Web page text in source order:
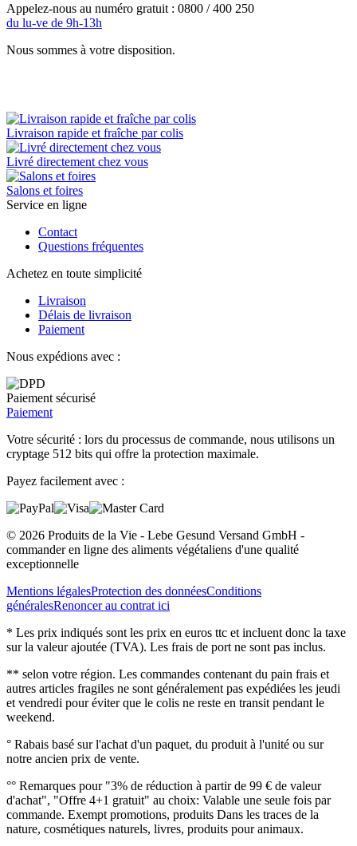
Appelez-nous au numéro gratuit : 0800 / 400 250
du lu-ve de 9h-13h
Nous sommes à votre disposition.
Livraison rapide et fraîche par colis
Livré directement chez vous
Salons et foires
Service en ligne
Contact
Questions fréquentes
Achetez en toute simplicité
Livraison
Délais de livraison
Paiement
Nous expédions avec :
Paiement sécurisé
Paiement
Votre sécurité : lors du processus de commande, nous utilisons un
cryptage 512 bits qui offre la protection maximale.
Payez facilement avec :
© 2026 Produits de la Vie - Lebe Gesund Versand GmbH -
commander en ligne des aliments végétaliens d'une qualité
exceptionnelle
Mentions légalesProtection des donnéesConditions
généralesRenoncer au contrat ici
* Les prix indiqués sont les prix en euros ttc et incluent donc la taxe
sur la valeur ajoutée (TVA). Les frais de port ne sont pas inclus.
** selon votre région. Les commandes contenant du pain frais et
autres articles fragiles ne sont généralement pas expédiées les jeudi
et vendredi pour éviter que le colis ne reste en transit pendant le
weekend.
° Rabais basé sur l'achat d'un paquet, du produit à l'unité ou sur
notre ancien prix de vente.
°° Remarques pour "3% de réduction à partir de 99 € de valeur
d'achat", "Offre 4+1 gratuit" au choix: Valable une seule fois par
commande. Exempt promotions, produits Dans les traces de la
nature, cosmétiques naturels, livres, produits pour animaux.